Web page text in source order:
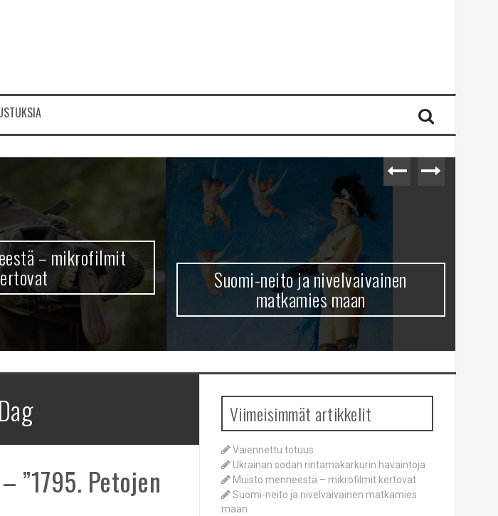
– mikrofilmit
Suomi-neito ja nivelvaivainen
matkamies maan
”1795. Petojen
Viimeisimmät artikkelit
Vaiennettu totuus
Ukrainan sodan rintamakarkurin havaintoja
Muisto menneestä – mikrofilmit kertovat
Suomi-neito ja nivelvaivainen matkamies
maan